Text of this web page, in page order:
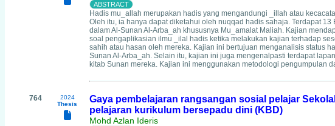
Hadis mu_allah merupakan hadis yang mengandungi _illah atau
Oleh itu, ia hanya dapat diketahui oleh nuqqad hadis sahaja. Terdapat
dalam Al-Sunan Al-Arba_ah khususnya Mu_amalat Maliah. Kajian
soal pengaplikasian ilmu _ilal hadis ketika melakukan kajian terhadap
sahih atau hasan oleh mereka. Kajian ini bertujuan menganalisis status
Sunan Al-Arba_ah. Selain itu, kajian ini juga mengenalpasti terdapat
kitab Sunan mereka. Kajian ini menggunakan metodologi pengumpulan
764
2024
Thesis
Gaya pembelajaran rangsangan sosial pelajar
pelajaran kurikulum bersepadu dini (KBD)
Mohd Azlan Ideris